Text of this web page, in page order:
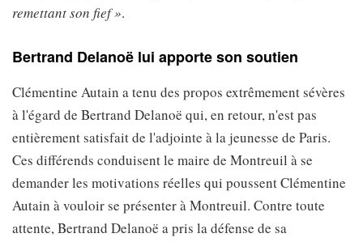
remettant son fief ».
Bertrand Delanoë lui apporte son soutien
Clémentine Autain a tenu des propos extrêmement sévères
à l'égard de Bertrand Delanoë qui, en retour, n'est pas
entièrement satisfait de l'adjointe à la jeunesse de Paris.
Ces différends conduisent le maire de Montreuil à se
demander les motivations réelles qui poussent Clémentine
Autain à vouloir se présenter à Montreuil. Contre toute
attente, Bertrand Delanoë a pris la défense de sa